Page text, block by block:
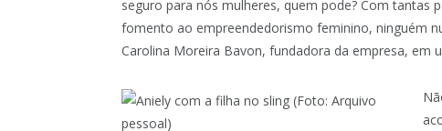
seguro para nós mulheres, quem pode? Com tantas
fomento ao empreendedorismo feminino, ninguém
Carolina Moreira Bavon, fundadora da empresa, em